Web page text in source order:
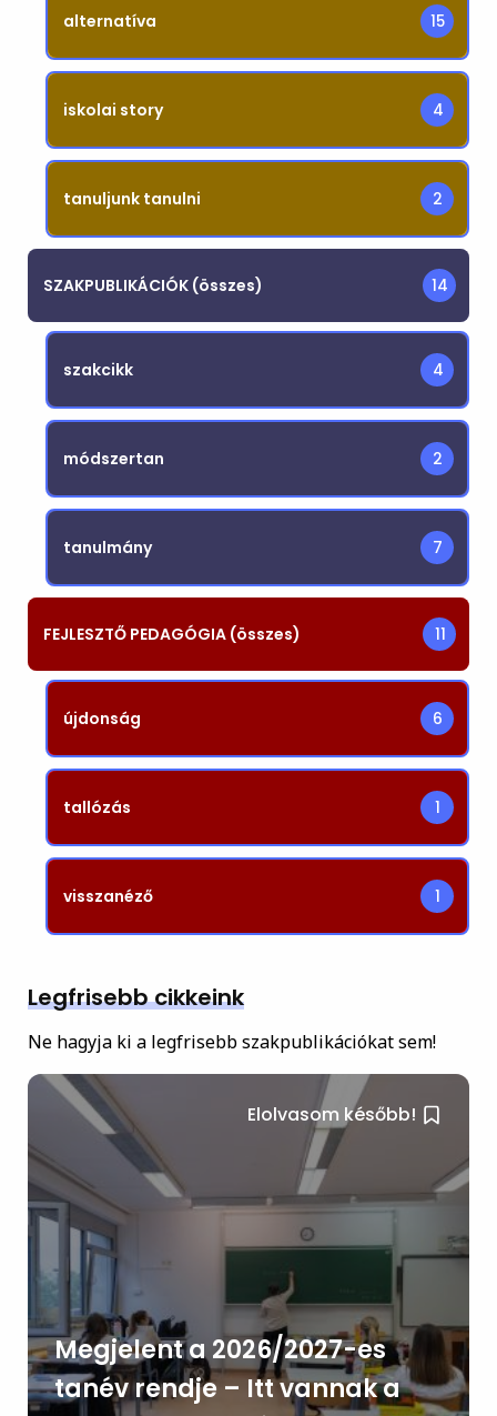
alternatíva 15
iskolai story 4
tanuljunk tanulni 2
SZAKPUBLIKÁCIÓK (összes) 14
szakcikk 4
módszertan 2
tanulmány 7
FEJLESZTŐ PEDAGÓGIA (összes) 11
újdonság 6
tallózás 1
visszanéző 1
Legfrisebb cikkeink
Ne hagyja ki a legfrisebb szakpublikációkat sem!
Elolvasom később!
Megjelent a 2026/2027-es
tanév rendje – Itt vannak a